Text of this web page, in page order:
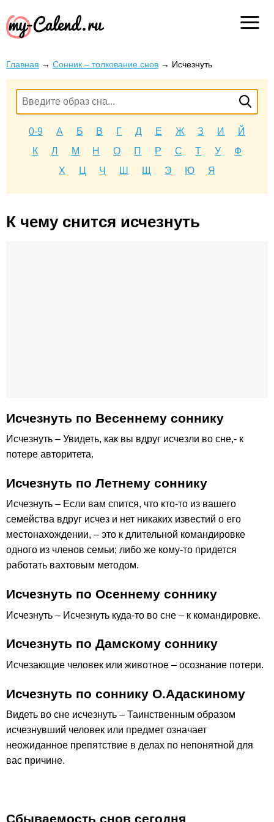
Главная → Сонник – толкование снов → Исчезнуть
0-9 А Б В Г Д Е Ж З И
Й
К
Л М Н О П Р С Т У
Ф
Х
Ц Ч Ш Щ Э Ю Я
К чему снится исчезнуть
Исчезнуть по Весеннему соннику
Исчезнуть – Увидеть, как вы вдруг исчезли во сне,- к
потере авторитета.
Исчезнуть по Летнему соннику
Исчезнуть – Если вам спится, что кто-то из вашего
семейства вдруг исчез и нет никаких известий о его
местонахождении, – это к длительной командировке
одного из членов семьи; либо же кому-то придется
работать вахтовым методом.
Исчезнуть по Осеннему соннику
Исчезнуть – Исчезнуть куда-то во сне – к командировке.
Исчезнуть по Дамскому соннику
Исчезающие человек или животное – осознание потери.
Исчезнуть по соннику О.Адаскиному
Видеть во сне исчезнуть – Таинственным образом
исчезнувший человек или предмет означает
неожиданное препятствие в делах по непонятной для
вас причине.
Сбываемость снов сегодня